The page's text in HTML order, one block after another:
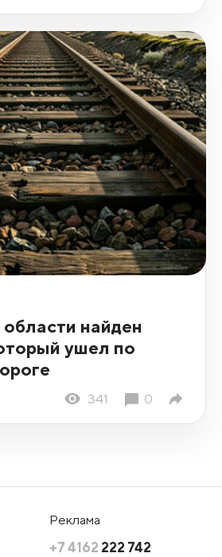
найден
ушел по
341 0
Реклама
+7 4162 222 742